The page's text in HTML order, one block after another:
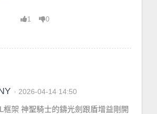
1 0
· 2026-04-14 14:50
框架 神聖騎士的鑄光劍跟盾增益剛開